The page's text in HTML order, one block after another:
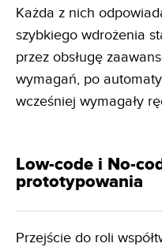
Każda z nich
szybkiego wdrożenia
przez obsługę
wymagań, po
wcześniej wymagały
Low-code i No-
prototypowania
Przejście do roli